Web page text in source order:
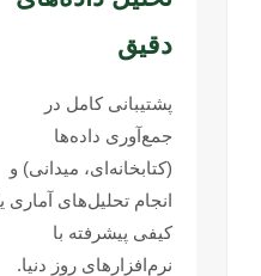
دقیق
پشتیبانی کامل در
جمع‌آوری داده‌ها
(کتابخانه‌ای، میدانی) و
انجام تحلیل‌های آماری
کیفی پیشرفته با
نرم‌افزارهای روز دنیا.